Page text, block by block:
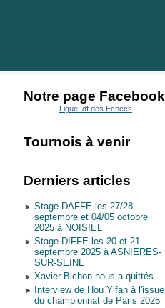
Notre page Facebook
Ligue Idf des Echecs
Tournois à venir
Derniers articles
Stage DAFFE les 27/28
septembre et 04/05 octobre
2025 à NOISIEL
Stage DIFFE les 20 et 21
septembre 2025 à ASNIERES-
SUR-SEINE
Xavier Bichon nous a quittés
Interview de Hou Yifan à l'issue
du championnat de Paris 2025